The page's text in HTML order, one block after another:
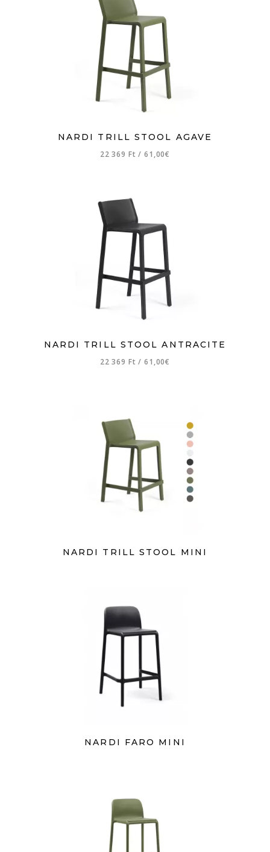
NARDI TRILL STOOL AGAVE
22 369 Ft/ 61,00€
NARDI TRILL STOOL ANTRACITE
22 369 Ft/ 61,00€
NARDI TRILL STOOL MINI
NARDI FARO MINI